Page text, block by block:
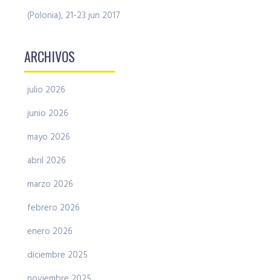
(Polonia), 21-23 jun 2017
ARCHIVOS
julio 2026
junio 2026
mayo 2026
abril 2026
marzo 2026
febrero 2026
enero 2026
diciembre 2025